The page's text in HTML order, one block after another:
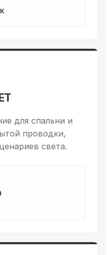
для спальни и
проводки,
света.